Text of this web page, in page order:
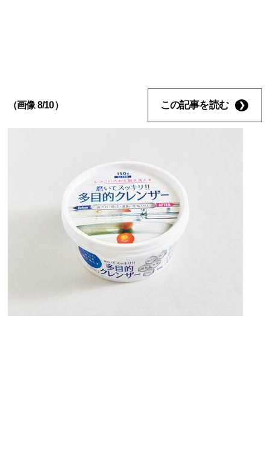
（画像 8/10） この記事を読む